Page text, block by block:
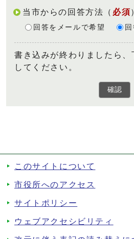
当市からの回答方法 （ 必須
回答をメールで希望
書き込みが終わりましたら、
してください。
確認
このサイトについて
市役所へのアクセス
サイトポリシー
ウェブアクセシビリティ